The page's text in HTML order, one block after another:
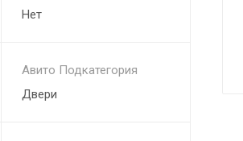
Нет
Авито Подкатегория
Двери